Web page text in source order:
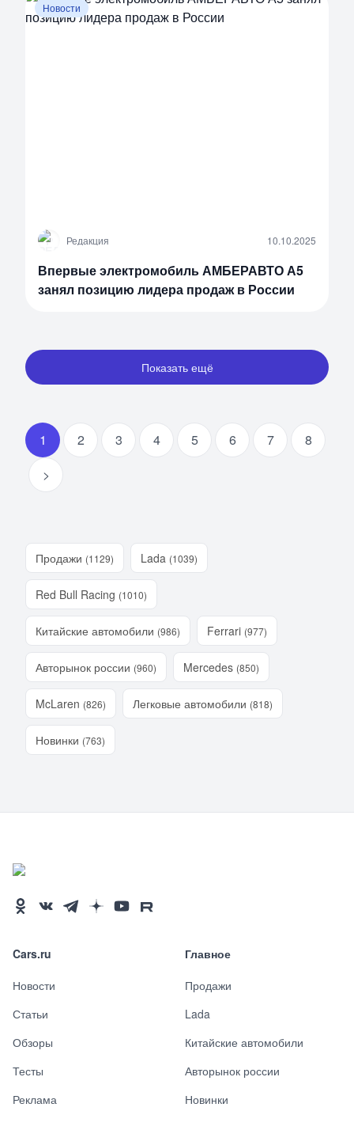
Новости
Р Редакция 10.10.2025
Впервые электромобиль АМБЕРАВТО А5
занял позицию лидера продаж в России
Показать ещё
1 2 3 4 5 6 7
8
>
Продажи (1129) Lada (1039)
Red Bull Racing (1010)
Китайские автомобили (986) Ferrari (977)
Авторынок россии (960) Mercedes (850)
McLaren (826) Легковые автомобили (818)
Новинки (763)
Cars.ru
Новости
Статьи
Обзоры
Тесты
Реклама
Главное
Продажи
Lada
Китайские автомобили
Авторынок россии
Новинки